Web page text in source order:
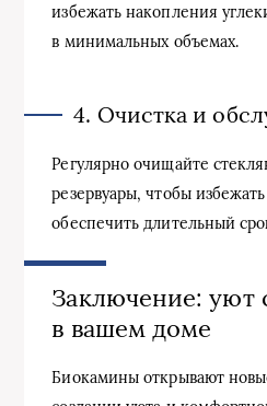
избежать накопления
в минимальных объемах.
4. Очистка и
Регулярно очищайте
резервуары, чтобы
обеспечить длительный
Заключение: уют
в вашем доме
Биокамины открывают